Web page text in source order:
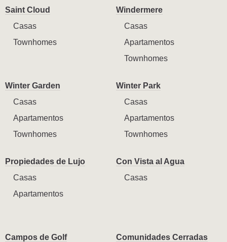
Saint Cloud
Casas
Townhomes
Windermere
Casas
Apartamentos
Townhomes
Winter Garden
Casas
Apartamentos
Townhomes
Winter Park
Casas
Apartamentos
Townhomes
Propiedades de Lujo
Casas
Apartamentos
Con Vista al Agua
Casas
Campos de Golf
Comunidades Cerradas